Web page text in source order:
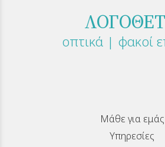
οπτικά | φακοί
Μάθε για εμάς
Υπηρεσίες